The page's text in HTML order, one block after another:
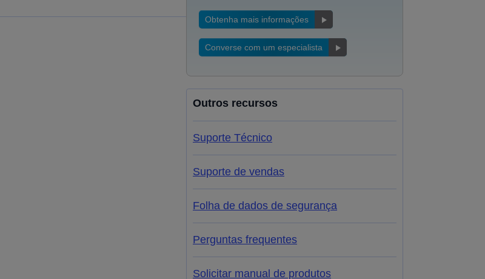
Obtenha mais informações
Converse com um especialista
Outros recursos
Suporte Técnico
Suporte de vendas
Folha de dados de segurança
Perguntas frequentes
Solicitar manual de produtos